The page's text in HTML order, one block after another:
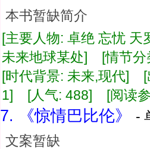
本书暂缺简介
[主要人物: 卓绝 忘忧
未来地球某处] [情节
[时代背景: 未来,现代]
1] [人气: 488] [阅读参
7. 《惊情巴比伦》
-
文案暂缺